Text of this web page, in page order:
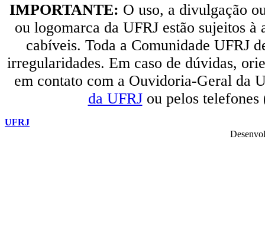
IMPORTANTE: O uso, a divulgação
ou logomarca da UFRJ estão sujeitos
cabíveis. Toda a Comunidade UFRJ
irregularidades. Em caso de dúvidas,
em contato com a Ouvidoria-Geral da
da UFRJou pelos telefones
UFRJ